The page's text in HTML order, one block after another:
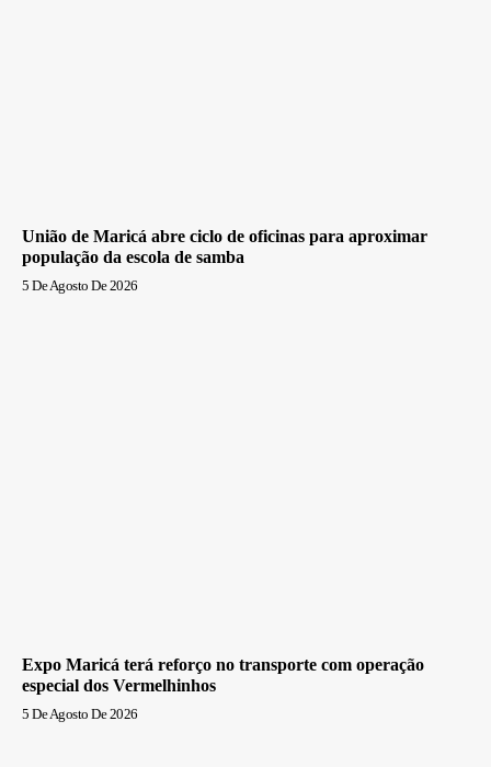
União de Maricá abre ciclo de oficinas para aproximar
população da escola de samba
5 De Agosto De 2026
Expo Maricá terá reforço no transporte com operação
especial dos Vermelhinhos
5 De Agosto De 2026